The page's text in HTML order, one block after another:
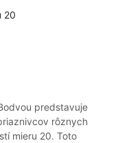
20
predstavuje
rôznych
mieru 20. Toto